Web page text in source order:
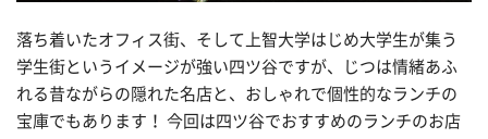
落ち着いたオフィス街、そして上智大学はじめ大学生が集う
学生街というイメージが強い四ツ谷ですが、じつは情緒あふ
れる昔ながらの隠れた名店と、おしゃれで個性的なランチの
宝庫でもあります！ 今回は四ツ谷でおすすめのランチのお店